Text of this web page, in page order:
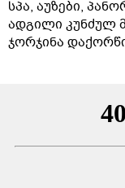
სპა, აუზები,
ადგილი კუნძულ
ჯორჯინა